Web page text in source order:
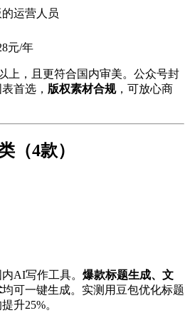
的运营人员
元/年
上，且更符合国内审美。公众号封
首选， 版权素材合规，可放心商
（4款）
AI写作工具。 爆款标题生成、文
均可一键生成。实测用豆包优化标题
升25%。